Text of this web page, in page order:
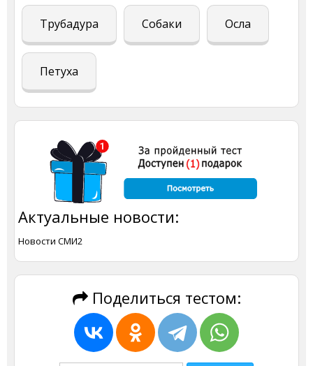
Трубадура Собаки Осла
Петуха
Актуальные новости:
Новости СМИ2
Поделиться тестом: